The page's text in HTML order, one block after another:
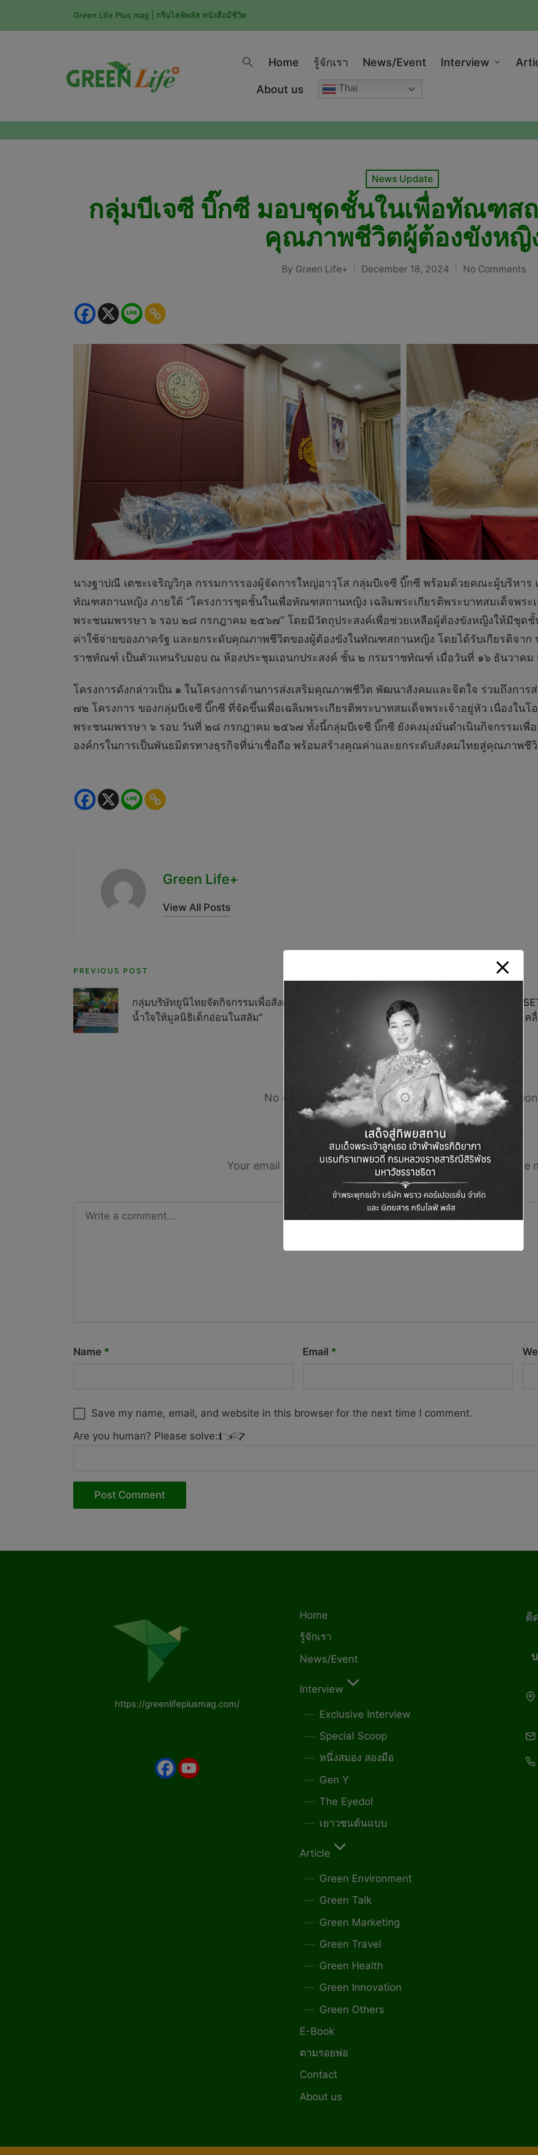
Green Life Plus mag | กรีนไลฟ์พลัส หนังสือมีชีวิต
Home รู้จักเรา News/Event Interview
About us Thai
Posted
News Update
กลุ่มบีเจซี บิ๊กซี มอบชุดชั้นในเพื่อทัณฑส
คุณภาพชีวิตผู้ต้องขังหญิ
Posted
By Green Life+ December 18, 2024 No Comments
นางฐาปณี เตชะเจริญวิกุล กรรมการรองผู้จัดการใหญ่อาวุโส กลุ่มบีเจซี บิ๊กซี พร้อมด้วยคณะผู้บริหา
ทัณฑสถานหญิง ภายใต้ “โครงการชุดชั้นในเพื่อทัณฑสถานหญิง เฉลิมพระเกียรติพระบาทสมเด็จพระเ
พระชนมพรรษา ๖ รอบ ๒๘ กรกฎาคม ๒๕๖๗” โดยมีวัตถุประสงค์เพื่อช่วยเหลือผู้ต้องขังหญิงให้มีชุดชั้
ค่าใช้จ่ายของภาครัฐ และยกระดับคุณภาพชีวิตของผู้ต้องขังในทัณฑสถานหญิง โดยได้รับเกียรติจาก
ราชทัณฑ์ เป็นตัวแทนรับมอบ ณ ห้องประชุมเอนกประสงค์ ชั้น ๒ กรมราชทัณฑ์ เมื่อวันที่ ๑๖ ธันวาค
โครงการดังกล่าวเป็น ๑ ในโครงการด้านการส่งเสริมคุณภาพชีวิต พัฒนาสังคมและจิตใจ ร่วมถึงการ
๗๒ โครงการ ของกลุ่มบีเจซี บิ๊กซี ที่จัดขึ้นเพื่อเฉลิมพระเกียรติพระบาทสมเด็จพระเจ้าอยู่หัว เนื่องใน
พระชนมพรรษา ๖ รอบ วันที่ ๒๘ กรกฎาคม ๒๕๖๗ ทั้งนี้กลุ่มบีเจซี บิ๊กซี ยังคงมุ่งมั่นดำเนินกิจกรรมเพื่
องค์กรในการเป็นพันธมิตรทางธุรกิจที่น่าเชื่อถือ พร้อมสร้างคุณค่าและยกระดับสังคมไทยสู่คุณภาพชี
Green Life+
View All Posts
Post
navigation
PREVIOUS POST
กลุ่มบริษัทยูนิไทยจัดกิจกรรมเพื่อสังคม “กลุ่มบริษัทยูนิไทยปัน
น้ำใจให้มูลนิธิเด็กอ่อนในสลัม”
GPSC ขึ้นแท่นหุ้นยั่งยืน
56 บริษัทชั้นนำขับเค
Comments
No comments yet. Why don’t you start the
Leave a Reply
Your email address will not be published. Required fields are
Name * Email *
Save my name, email, and website in this browser for the next time I comment.
Are you human? Please solve:
https://greenlifeplusmag.com/
Home
รู้จักเรา
News/Event
Interview
Exclusive Interview
Special Scoop
หนึ่งสมอง สองมือ
Gen Y
The Eyedol
เยาวชนต้นแบบ
Article
Green Environment
Green Talk
Green Marketing
Green Travel
Green Health
Green Innovation
Green Others
E-Book
ตามรอยพ่อ
Contact
About us
ติ